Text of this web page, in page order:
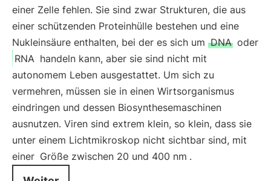
einer Zelle fehlen. Sie sind zwar Strukturen, die aus
einer schützenden Proteinhülle bestehen und eine
Nukleinsäure enthalten, bei der es sich um DNA oder
RNA handeln kann, aber sie sind nicht mit
autonomem Leben ausgestattet. Um sich zu
vermehren, müssen sie in einen Wirtsorganismus
eindringen und dessen Biosynthesemaschinen
ausnutzen. Viren sind extrem klein, so klein, dass sie
unter einem Lichtmikroskop nicht sichtbar sind, mit
einer Größe zwischen 20 und 400 nm .